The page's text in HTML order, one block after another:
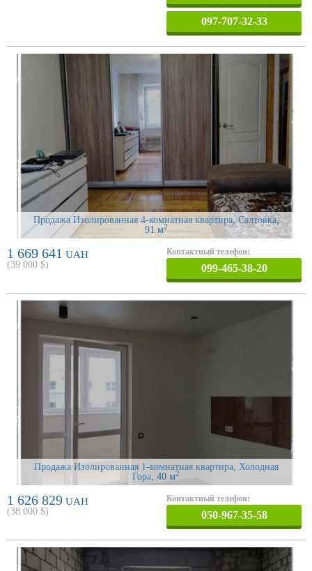
097-707-32-33
Продажа Изолированная 4-комнатная квартира, Салтовка,
91 м2
1 669 641 UAH
(39 000 $)
Контактный телефон:
099-465-38-20
Продажа Изолированная 1-комнатная квартира, Холодная
Гора, 40 м2
1 626 829 UAH
(38 000 $)
Контактный телефон:
050-967-35-58